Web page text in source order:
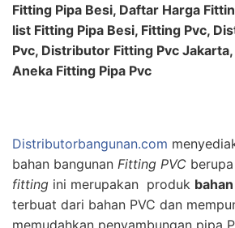
Fitting Pipa Besi, Daftar Harga
list Fitting Pipa Besi, Fitting Pvc,
Pvc, Distributor Fitting Pvc
Aneka Fitting Pipa Pvc
Distributorbangunan.com
bahan bangunan Fitting PVC berupa
fitting ini merupakan produk
terbuat dari bahan PVC dan
memudahkan penyambungan pipa